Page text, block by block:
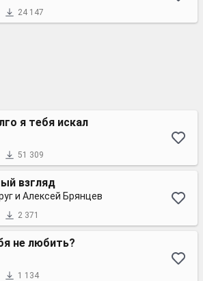
24 147
я тебя искал
51 309
взгляд
и Алексей Брянцев
2 371
не любить?
1 134